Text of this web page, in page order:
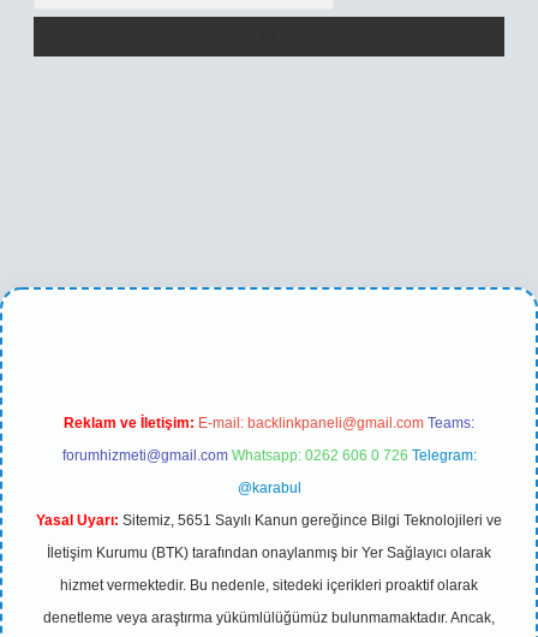
yeni giriş
Reklam ve İletişim: E-mail: backlinkpaneli@gmail.com Teams:
forumhizmeti@gmail.com Whatsapp: 0262 606 0 726 Telegram:
@karabul
Yasal Uyarı: Sitemiz, 5651 Sayılı Kanun gereğince Bilgi Teknolojileri ve
İletişim Kurumu (BTK) tarafından onaylanmış bir Yer Sağlayıcı olarak
hizmet vermektedir. Bu nedenle, sitedeki içerikleri proaktif olarak
denetleme veya araştırma yükümlülüğümüz bulunmamaktadır. Ancak,